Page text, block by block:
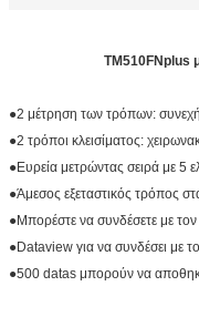
TM510FNplus
●2 μέτρηση των τρόπων:
●2 τρόποι κλεισίματος:
●Ευρεία μετρώντας σειρά με 5
●Άμεσος εξεταστικός τρόπος
●Μπορέστε να συνδέσετε με τον
●Dataview για να συνδέσει με
●500 datas μπορούν να